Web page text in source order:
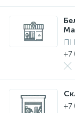
+7
+7